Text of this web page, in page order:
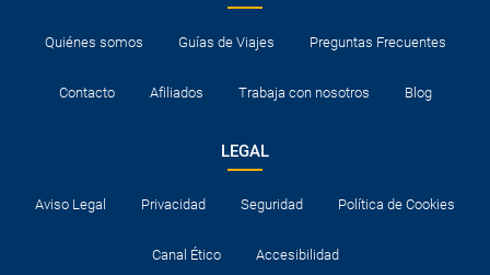
Quiénes somos Guías de Viajes Preguntas Frecuentes
Contacto Afiliados Trabaja con nosotros Blog
LEGAL
Aviso Legal Privacidad Seguridad Política de Cookies
Canal Ético Accesibilidad